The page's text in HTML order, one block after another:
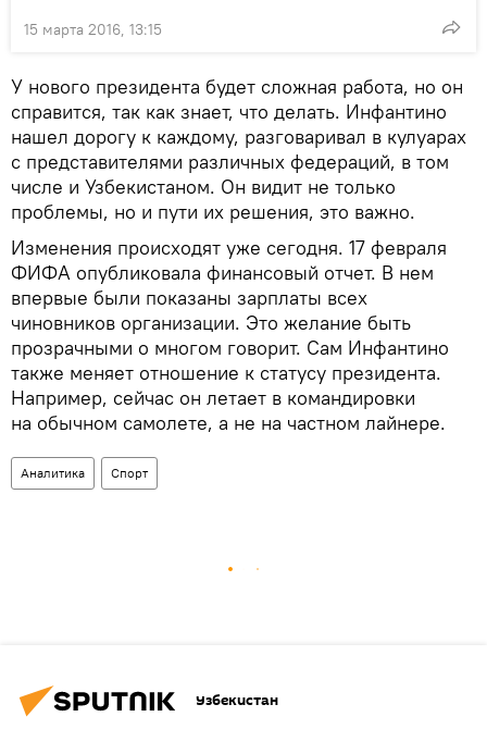
15 марта 2016, 13:15
У нового президента будет сложная работа, но он
справится, так как знает, что делать. Инфантино
нашел дорогу к каждому, разговаривал в кулуарах
с представителями различных федераций, в том
числе и Узбекистаном. Он видит не только
проблемы, но и пути их решения, это важно.
Изменения происходят уже сегодня. 17 февраля
ФИФА опубликовала финансовый отчет. В нем
впервые были показаны зарплаты всех
чиновников организации. Это желание быть
прозрачными о многом говорит. Сам Инфантино
также меняет отношение к статусу президента.
Например, сейчас он летает в командировки
на обычном самолете, а не на частном лайнере.
Аналитика Спорт
Узбекистан